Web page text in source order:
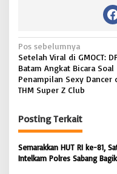
N
a
v
g
a
s
Pos sebelumnya
Setelah Viral di GMOCT:
Batam Angkat Bicara Soal
Penampilan Sexy Dancer
THM Super Z Club
Posting Terkait
Semarakkan HUT RI ke-81,
Intelkam Polres Sabang